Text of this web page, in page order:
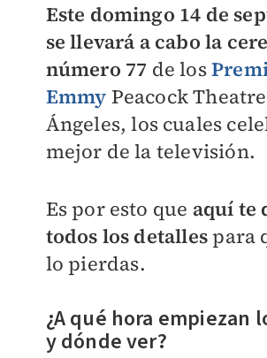
Este domingo 14 de
se llevará a cabo la
número 77 de los
Emmy Peacock
Ángeles, los cuales
mejor de la televisión.
Es por esto que aquí te
todos los detalles para
lo pierdas.
¿A qué hora empiezan
y dónde ver?